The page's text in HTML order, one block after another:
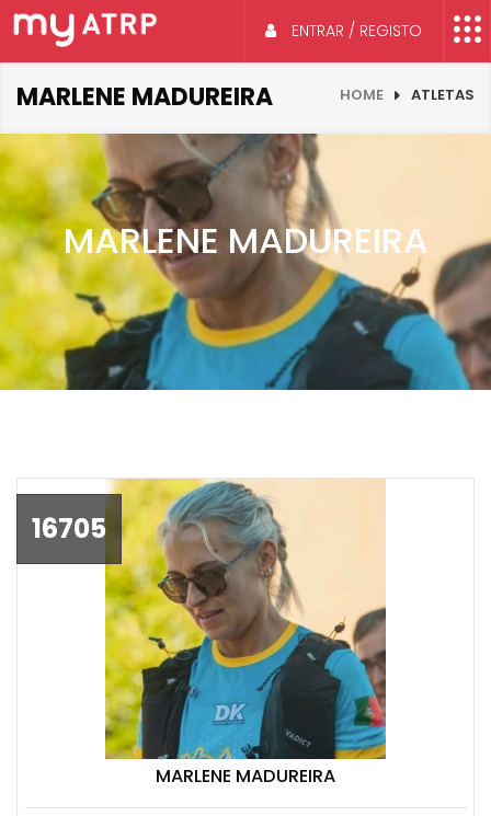
ENTRAR / REGISTO
MARLENE MADUREIRA HOME ATLETAS
MARLENE MADUREIRA
16705
MARLENE MADUREIRA